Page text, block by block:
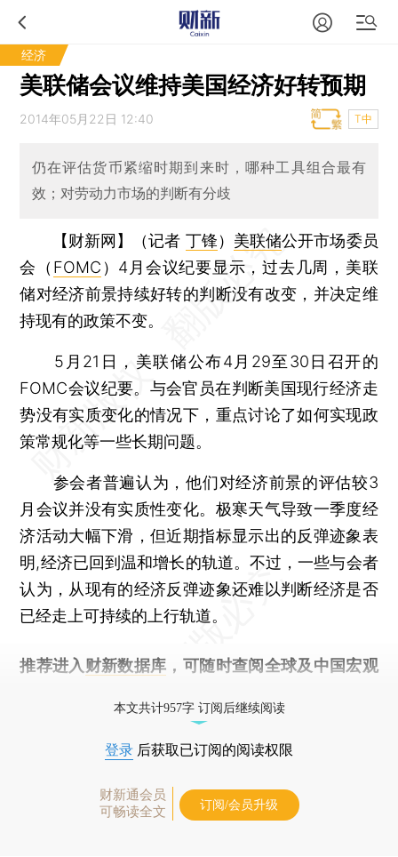
经济
美联储会议维持美国经济好转预期
2014年05月22日 12:40 T中
仍在评估货币紧缩时期到来时，哪种工具组合最有
效；对劳动力市场的判断有分歧
【财新网】（记者 丁锋） 美联储公开市场委员
会（ FOMC ）4月会议纪要显示，过去几周，美联
储对经济前景持续好转的判断没有改变，并决定维
持现有的政策不变。
5月21日，美联储公布4月29至30日召开的
FOMC会议纪要。与会官员在判断美国现行经济走
势没有实质变化的情况下，重点讨论了如何实现政
策常规化等一些长期问题。
参会者普遍认为，他们对经济前景的评估较3
月会议并没有实质性变化。极寒天气导致一季度经
济活动大幅下滑，但近期指标显示出的反弹迹象表
明,经济已回到温和增长的轨道。不过，一些与会者
认为，从现有的经济反弹迹象还难以判断经济是否
已经走上可持续的上行轨道。
推荐进入 财新数据库 ，可随时查阅全球及中国宏观
本文共计957字 订阅后继续阅读
登录 后获取已订阅的阅读权限
财新通会员
可畅读全文
订阅/会员升级